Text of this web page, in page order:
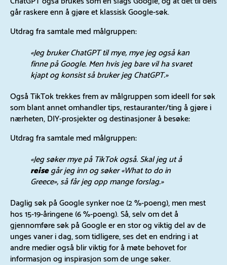
går raskere enn å gjøre et klassisk Google-søk.
Utdrag fra samtale med målgruppen:
«Jeg bruker ChatGPT til mye, mye jeg også kan
finne på Google. Men hvis jeg bare vil ha svaret
kjapt og konsist så bruker jeg ChatGPT.»
Også TikTok trekkes frem av målgruppen som ideell for søk
som blant annet omhandler tips, restauranter/ting å gjøre i
nærheten, DIY-prosjekter og destinasjoner å besøke:
Utdrag fra samtale med målgruppen:
«Jeg søker mye på TikTok også. Skal jeg ut å
reisegår jeg inn og søker «What to do in
Greece», så får jeg opp mange forslag.»
Daglig søk på Google synker noe (2 %-poeng), men mest
hos 15-19-åringene (6 %-poeng). Så, selv om det å
gjennomføre søk på Google er en stor og viktig del av de
unges vaner i dag, som tidligere, ses det en endring i at
andre medier også blir viktig for å møte behovet for
informasjon og inspirasjon som de unge søker.